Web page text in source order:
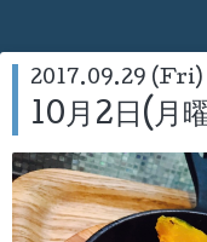
2017.09.29 (Fri)
10月2日(月